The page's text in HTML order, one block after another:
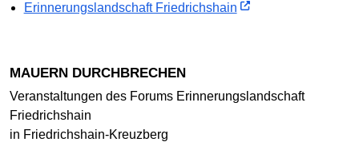
Erinnerungslandschaft Friedrichshain
MAUERN DURCHBRECHEN
Veranstaltungen des Forums Erinnerungslandschaft
Friedrichshain
in Friedrichshain-Kreuzberg